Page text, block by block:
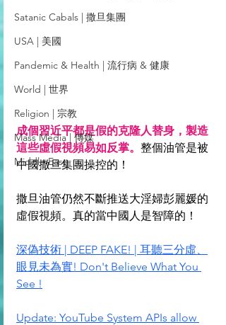
Satanic Cabals | 撒旦集團
USA | 美國
Pandemic & Health | 流行病 & 健康
World | 世界
Religion | 宗教
Mass Media | 傳媒
Middle East
成個習近平都是假的克隆人替身，製造
這些虛假視頻易如反掌。 整個油管是被
中國撒旦集團操控的！
撒旦油管仍然不斷推送大淫婦彭麗媛的
虛假視頻。真的當中國人是智障的！
深偽技術 | DEEP FAKE! | 耳聽三分虛、
眼見未為實! Don't Believe What You
See !
Update: YouTube System APIs allow